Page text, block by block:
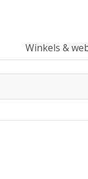
Winkels &